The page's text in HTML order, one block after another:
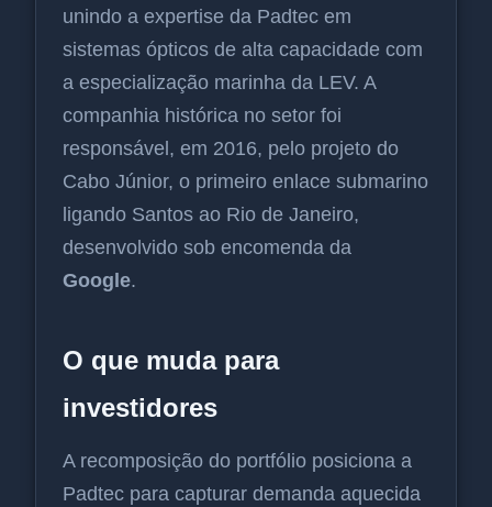
unindo a expertise da Padtec em
sistemas ópticos de alta capacidade com
a especialização marinha da LEV. A
companhia histórica no setor foi
responsável, em 2016, pelo projeto do
Cabo Júnior, o primeiro enlace submarino
ligando Santos ao Rio de Janeiro,
desenvolvido sob encomenda da
Google.
O que muda para
investidores
A recomposição do portfólio posiciona a
Padtec para capturar demanda aquecida